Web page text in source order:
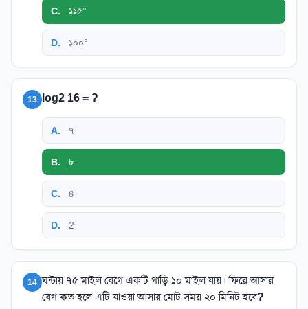
C. ১১৫°
D. ১০০°
13 log2 16 = ?
A. ৭
B. ৮
C. ৪
D. 2
14 ঘন্টায় ৭৫ মাইল বেগে একটি গাড়ি ১০ মাইল যায়। ফিরে আসার
বেগ কত হলে এটি যাওয়া আসার মোট সময় ২০ মিনিট হবে?